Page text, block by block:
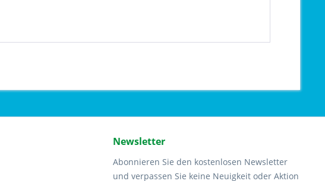
Newsletter
Abonnieren Sie den kostenlosen Newsletter
und verpassen Sie keine Neuigkeit oder Aktion